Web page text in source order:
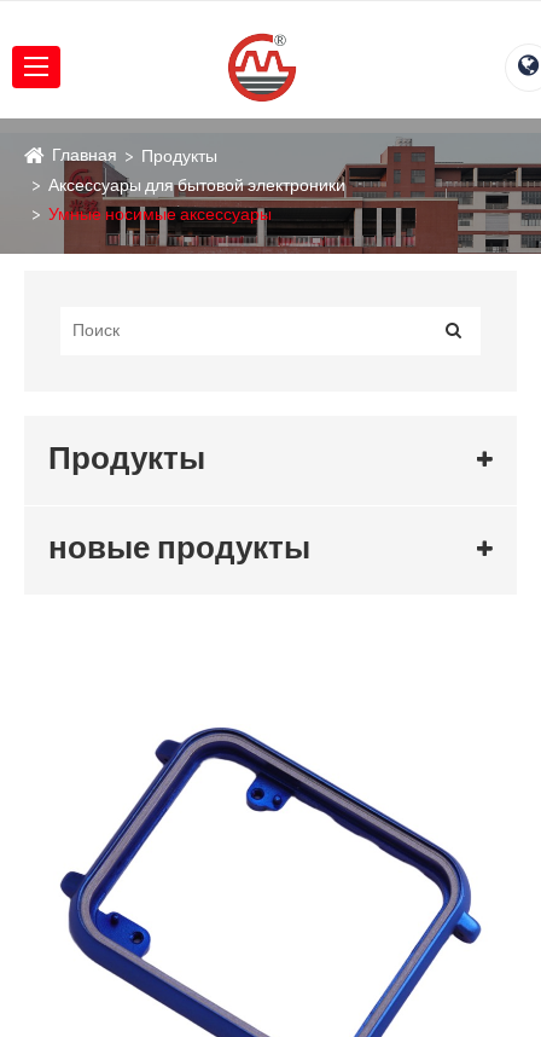
Главная
Продукты
Аксессуары для бытовой электроники
Умные носимые аксессуары
Продукты
новые продукты